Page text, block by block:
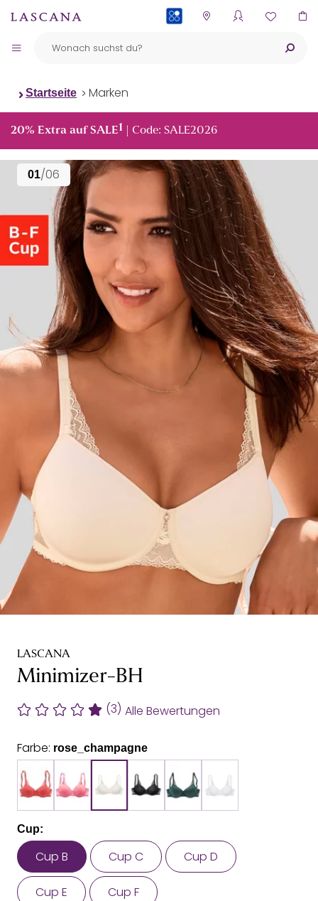
Startseite Marken
20% Extra auf SALE1 | Code: SALE2026
01/06
LASCANA
Minimizer-BH
(3) Alle Bewertungen
Farbe: rose_champagne
Cup:
Cup B Cup C Cup D
Cup E Cup F